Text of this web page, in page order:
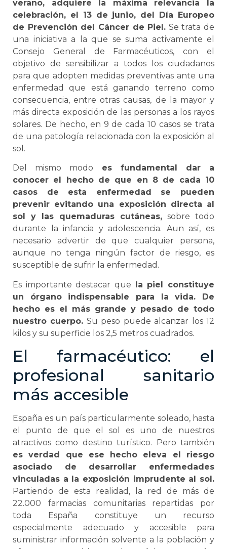
verano, adquiere la máxima relevancia la
celebración, el 13 de junio, del Día Europeo
de Prevención del Cáncer de Piel. Se trata de
una iniciativa a la que se suma activamente el
Consejo General de Farmacéuticos, con el
objetivo de sensibilizar a todos los ciudadanos
para que adopten medidas preventivas ante una
enfermedad que está ganando terreno como
consecuencia, entre otras causas, de la mayor y
más directa exposición de las personas a los rayos
solares. De hecho, en 9 de cada 10 casos se trata
de una patología relacionada con la exposición al
sol.
Del mismo modo es fundamental dar a
conocer el hecho de que en 8 de cada 10
casos de esta enfermedad se pueden
prevenir evitando una exposición directa al
sol y las quemaduras cutáneas, sobre todo
durante la infancia y adolescencia. Aun así, es
necesario advertir de que cualquier persona,
aunque no tenga ningún factor de riesgo, es
susceptible de sufrir la enfermedad.
Es importante destacar que la piel constituye
un órgano indispensable para la vida. De
hecho es el más grande y pesado de todo
nuestro cuerpo. Su peso puede alcanzar los 12
kilos y su superficie los 2,5 metros cuadrados.
El farmacéutico: el
profesional sanitario
más accesible
España es un país particularmente soleado, hasta
el punto de que el sol es uno de nuestros
atractivos como destino turístico. Pero también
es verdad que ese hecho eleva el riesgo
asociado de desarrollar enfermedades
vinculadas a la exposición imprudente al sol.
Partiendo de esta realidad, la red de más de
22.000 farmacias comunitarias repartidas por
toda España constituye un recurso
especialmente adecuado y accesible para
suministrar información solvente a la población y